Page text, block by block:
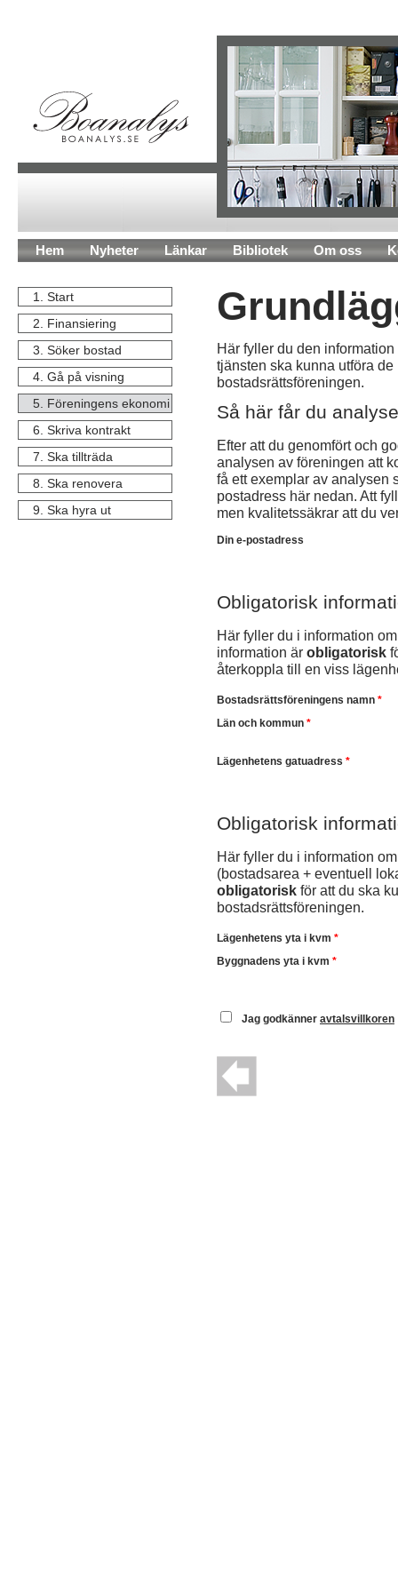
Hem Nyheter Länkar Bibliotek Om oss
1. Start
2. Finansiering
3. Söker bostad
4. Gå på visning
5. Föreningens ekonomi
6. Skriva kontrakt
7. Ska tillträda
8. Ska renovera
9. Ska hyra ut
Här fyller du den
tjänsten ska kunna utföra
bostadsrättsföreningen.
Så här får du
Efter att du genomfört och
analysen av föreningen att
få ett exemplar av analysen
postadress här nedan. Att
men kvalitetssäkrar att du
Din e-postadress
Obligatorisk
Här fyller du i information
information är obligatorisk
återkoppla till en viss
Bostadsrättsföreningens namn *
Län och kommun *
Lägenhetens gatuadress *
Obligatorisk
Här fyller du i information
(bostadsarea + eventuell
obligatorisk för att du ska
bostadsrättsföreningen.
Lägenhetens yta i kvm *
Byggnadens yta i kvm *
Jag godkänner avtalsvillkoren